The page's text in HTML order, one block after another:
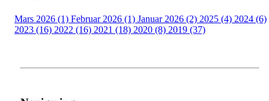
Mars 2026 (1) Februar 2026 (1) Januar 2026 (2) 2025 (4) 2024 (6)
2023 (16) 2022 (16) 2021 (18) 2020 (8) 2019 (37)